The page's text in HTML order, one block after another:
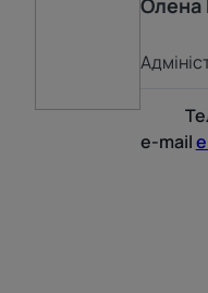
Олена
e-mail